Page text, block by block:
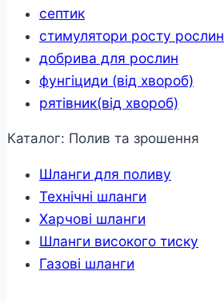
септик
стимулятори росту рослин
добрива для рослин
фунгіциди (від хвороб)
рятівник(від хвороб)
Каталог: Полив та зрошення
Шланги для поливу
Технічні шланги
Харчові шланги
Шланги високого тиску
Газові шланги